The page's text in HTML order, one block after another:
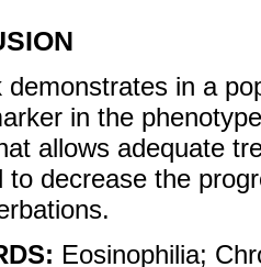
demonstrates in a
in the
allows adequate
to decrease the
Eosinophilia;